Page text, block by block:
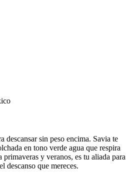
descansar sin peso encima. Savia te
en tono verde agua que respira
primaveras y veranos, es tu aliada para
descanso que mereces.